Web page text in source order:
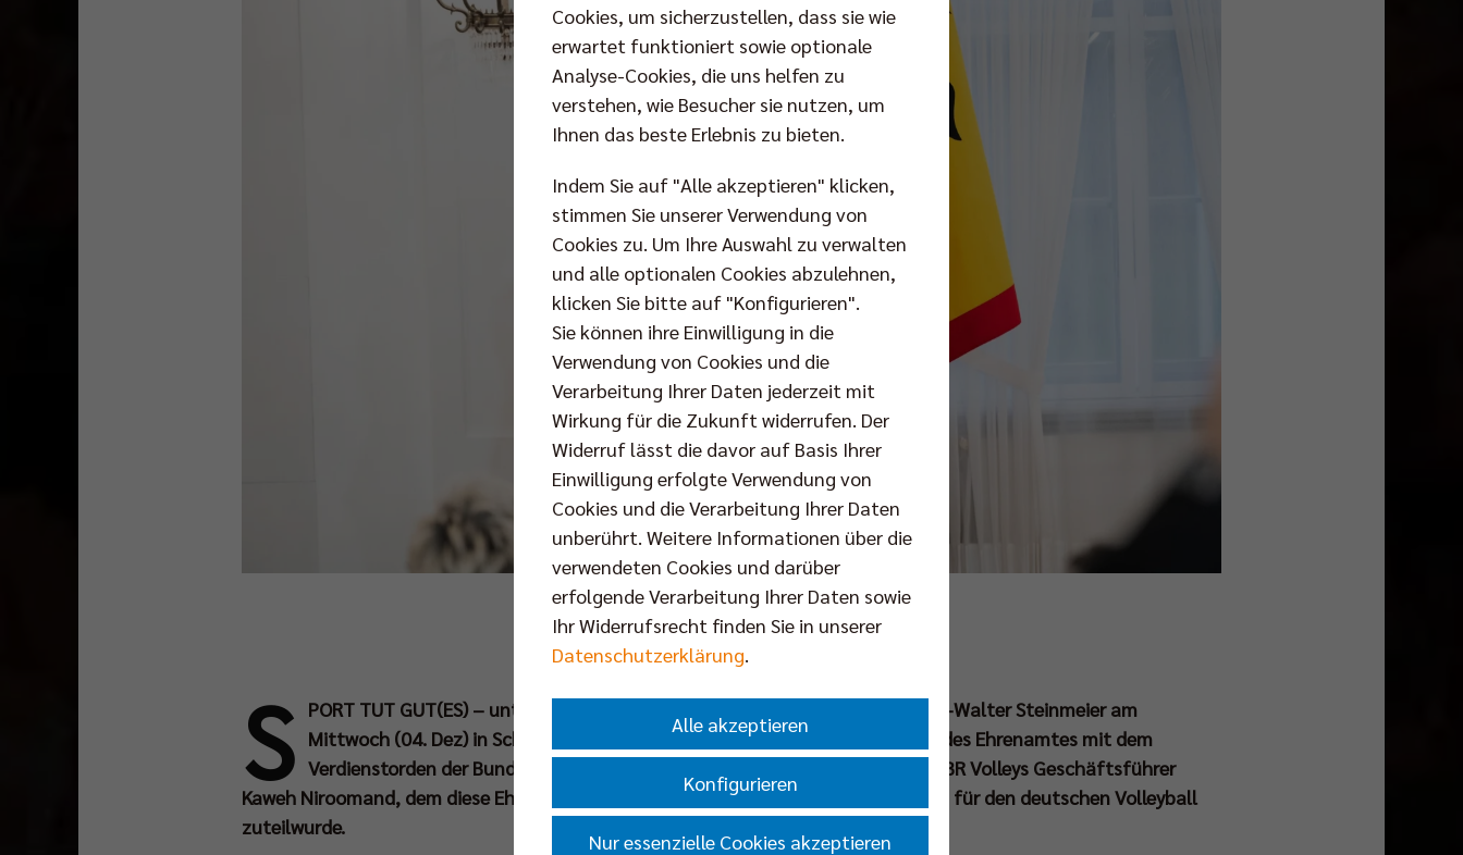
Bundesregierung / Sandra Steins
S PORT TUT GUT(ES) – unter diesem Motto zeichnete Bundespräsident Frank-Walter Steinmeier am
Mittwoch (04. Dez) in Schloss Bellevue 17 Bürgerinnen und Bürger zum Tag des Ehrenamtes mit dem
Verdienstorden der Bundesrepublik Deutschland aus. Unter ihnen war auch BR Volleys Geschäftsführer
Kaweh Niroomand, dem diese Ehre aufgrund seines jahrzehntelangen Engagements für den deutschen Volleyball
zuteilwurde.
Cookies, um sicherzustellen, dass sie wie
erwartet funktioniert sowie optionale
Analyse-Cookies, die uns helfen zu
verstehen, wie Besucher sie nutzen, um
Ihnen das beste Erlebnis zu bieten.
Indem Sie auf "Alle akzeptieren" klicken,
stimmen Sie unserer Verwendung von
Cookies zu. Um Ihre Auswahl zu verwalten
und alle optionalen Cookies abzulehnen,
klicken Sie bitte auf "Konfigurieren".
Sie können ihre Einwilligung in die
Verwendung von Cookies und die
Verarbeitung Ihrer Daten jederzeit mit
Wirkung für die Zukunft widerrufen. Der
Widerruf lässt die davor auf Basis Ihrer
Einwilligung erfolgte Verwendung von
Cookies und die Verarbeitung Ihrer Daten
unberührt. Weitere Informationen über die
verwendeten Cookies und darüber
erfolgende Verarbeitung Ihrer Daten sowie
Ihr Widerrufsrecht finden Sie in unserer
Datenschutzerklärung.
Alle akzeptieren
Konfigurieren
Nur essenzielle Cookies akzeptieren